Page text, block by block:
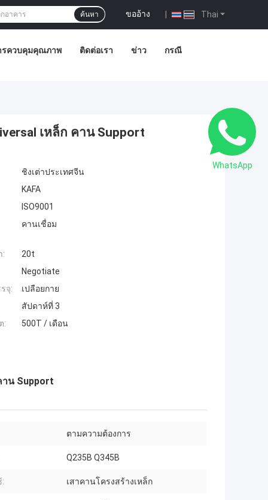
Thai
ขออ้าง |
ค้นหา
รควบคุมคุณภาพ ติดต่อเรา ข่าว กรณี
เหล็ก คาน Support
ชิงเต่าประเทศจีน
KAFA
ISO9001
คานเชื่อม
:
20t
Negotiate
จุ:
เปลือยกาย
สัปดาห์ที่ 3
:
500T / เดือน
าน Support
ตามความต้องการ
Q235B Q345B
เสาคานโครงสร้างเหล็ก
WhatsApp